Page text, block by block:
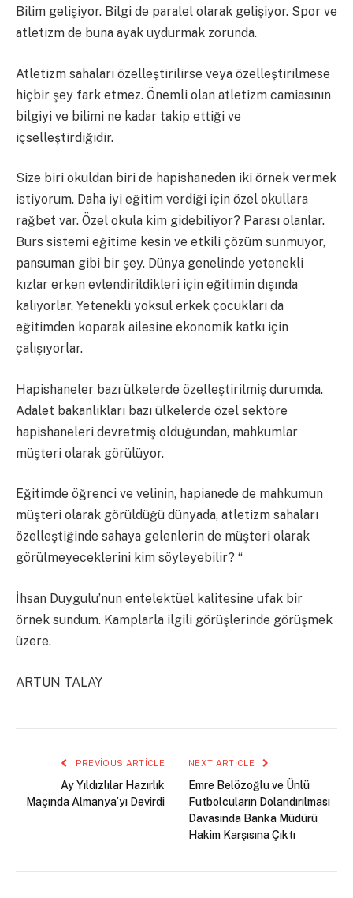
Bilim gelişiyor. Bilgi de paralel olarak gelişiyor. Spor ve
atletizm de buna ayak uydurmak zorunda.
Atletizm sahaları özelleştirilirse veya özelleştirilmese
hiçbir şey fark etmez. Önemli olan atletizm camiasının
bilgiyi ve bilimi ne kadar takip ettiği ve
içselleştirdiğidir.
Size biri okuldan biri de hapishaneden iki örnek vermek
istiyorum. Daha iyi eğitim verdiği için özel okullara
rağbet var. Özel okula kim gidebiliyor? Parası olanlar.
Burs sistemi eğitime kesin ve etkili çözüm sunmuyor,
pansuman gibi bir şey. Dünya genelinde yetenekli
kızlar erken evlendirildikleri için eğitimin dışında
kalıyorlar. Yetenekli yoksul erkek çocukları da
eğitimden koparak ailesine ekonomik katkı için
çalışıyorlar.
Hapishaneler bazı ülkelerde özelleştirilmiş durumda.
Adalet bakanlıkları bazı ülkelerde özel sektöre
hapishaneleri devretmiş olduğundan, mahkumlar
müşteri olarak görülüyor.
Eğitimde öğrenci ve velinin, hapianede de mahkumun
müşteri olarak görüldüğü dünyada, atletizm sahaları
özelleştiğinde sahaya gelenlerin de müşteri olarak
görülmeyeceklerini kim söyleyebilir? “
İhsan Duygulu’nun entelektüel kalitesine ufak bir
örnek sundum. Kamplarla ilgili görüşlerinde görüşmek
üzere.
ARTUN TALAY
PREVIOUS ARTICLE
Ay Yıldızlılar Hazırlık
Maçında Almanya’yı Devirdi
NEXT ARTICLE
Emre Belözoğlu ve Ünlü
Futbolcuların Dolandırılması
Davasında Banka Müdürü
Hakim Karşısına Çıktı